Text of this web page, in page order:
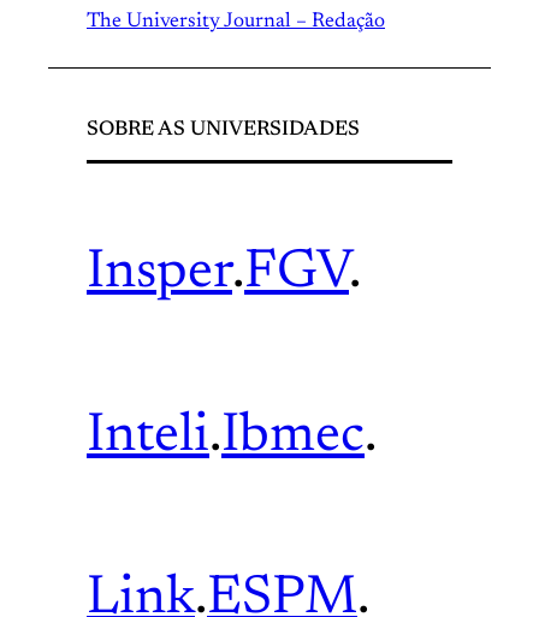
The University Journal – Redação
SOBRE AS UNIVERSIDADES
Insper.FGV.
Inteli.Ibmec.
Link.ESPM.